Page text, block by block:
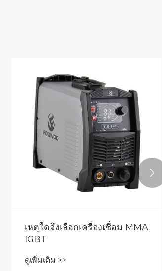
เครื่องเชื่อม MIG MAG เปลี่ยน
โฉมการผลิตโลหะสมัยใหม่ได้
อย่างไร
ดูเพิ่มเติม >>
